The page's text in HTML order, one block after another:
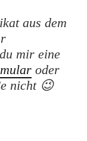
aus dem
mir eine
oder
nicht 😉